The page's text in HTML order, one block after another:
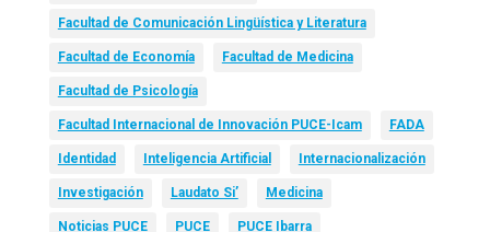
Facultad de Comunicación Lingüística y Literatura
Facultad de Economía Facultad de Medicina
Facultad de Psicología
Facultad Internacional de Innovación PUCE-Icam FADA
Identidad Inteligencia Artificial Internacionalización
Investigación Laudato Si’ Medicina
Noticias PUCE PUCE PUCE Ibarra